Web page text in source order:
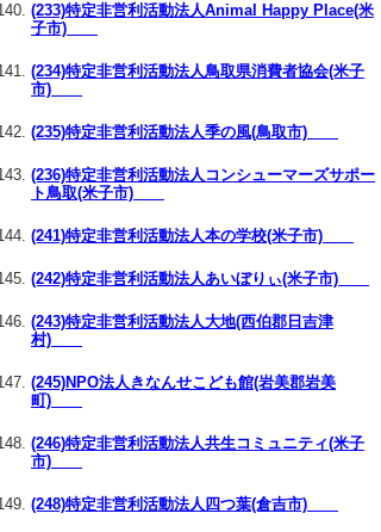
(233)特定非営利活動法人Animal Happy Place(米
子市)
(234)特定非営利活動法人鳥取県消費者協会(米子
市)
(235)特定非営利活動法人季の風(鳥取市)
(236)特定非営利活動法人コンシューマーズサポー
ト鳥取(米子市)
(241)特定非営利活動法人本の学校(米子市)
(242)特定非営利活動法人あいぼりぃ(米子市)
(243)特定非営利活動法人大地(西伯郡日吉津
村)
(245)NPO法人きなんせこども館(岩美郡岩美
町)
(246)特定非営利活動法人共生コミュニティ(米子
市)
(248)特定非営利活動法人四つ葉(倉吉市)